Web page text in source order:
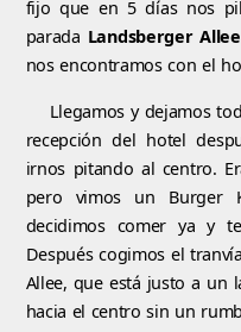
fijo que en 5 días nos
parada Landsberger Allee
nos encontramos con el
Llegamos y dejamos
recepción del hotel
irnos pitando al centro.
pero vimos un Burger
decidimos comer ya y
Después cogimos el
Allee, que está justo a un
hacia el centro sin un